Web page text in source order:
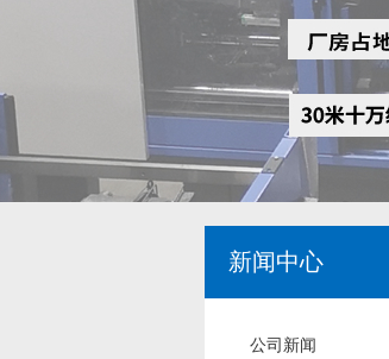
新闻中心
公司新闻